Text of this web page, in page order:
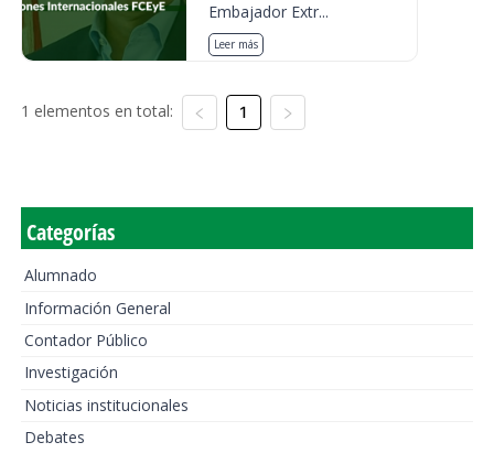
Embajador Extr...
Leer más
1 elementos en total: 1
Categorías
Alumnado
Información General
Contador Público
Investigación
Noticias institucionales
Debates